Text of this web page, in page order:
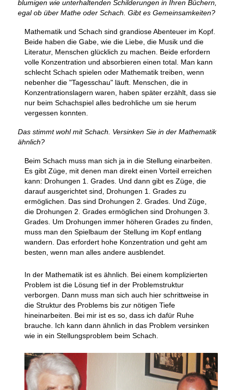
blumigen wie unterhaltenden Schilderungen in Ihren Büchern,
egal ob über Mathe oder Schach. Gibt es Gemeinsamkeiten?
Mathematik und Schach sind grandiose Abenteuer im Kopf.
Beide haben die Gabe, wie die Liebe, die Musik und die
Literatur, Menschen glücklich zu machen. Beide erfordern
volle Konzentration und absorbieren einen total. Man kann
schlecht Schach spielen oder Mathematik treiben, wenn
nebenher die "Tagesschau" läuft. Menschen, die in
Konzentrationslagern waren, haben später erzählt, dass sie
nur beim Schachspiel alles bedrohliche um sie herum
vergessen konnten.
Das stimmt wohl mit Schach. Versinken Sie in der Mathematik
ähnlich?
Beim Schach muss man sich ja in die Stellung einarbeiten.
Es gibt Züge, mit denen man direkt einen Vorteil erreichen
kann: Drohungen 1. Grades. Und dann gibt es Züge, die
darauf ausgerichtet sind, Drohungen 1. Grades zu
ermöglichen. Das sind Drohungen 2. Grades. Und Züge,
die Drohungen 2. Grades ermöglichen sind Drohungen 3.
Grades. Um Drohungen immer höheren Grades zu finden,
muss man den Spielbaum der Stellung im Kopf entlang
wandern. Das erfordert hohe Konzentration und geht am
besten, wenn man alles andere ausblendet.
In der Mathematik ist es ähnlich. Bei einem komplizierten
Problem ist die Lösung tief in der Problemstruktur
verborgen. Dann muss man sich auch hier schrittweise in
die Struktur des Problems bis zur nötigen Tiefe
hineinarbeiten. Bei mir ist es so, dass ich dafür Ruhe
brauche. Ich kann dann ähnlich in das Problem versinken
wie in ein Stellungsproblem beim Schach.